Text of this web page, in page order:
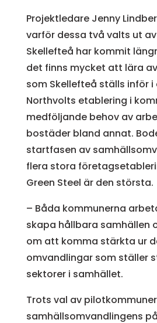
Projektledare Jenny
varför dessa två valts ut
Skellefteå har kommit
det finns mycket att lära
som Skellefteå ställs inför i
Northvolts etablering i
medföljande behov av
bostäder bland annat.
startfasen av
flera stora
Green Steel är den största.
– Båda kommunerna
skapa hållbara samhällen
om att komma stärkta ur
omvandlingar som ställer
sektorer i samhället.
Trots val av
samhällsomvandlingens